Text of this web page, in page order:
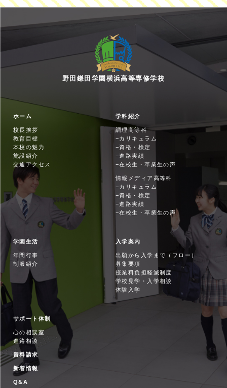
野田鎌田学園横浜高等専修学校
ホーム
校長挨拶
教育目標
本校の魅力
施設紹介
交通アクセス
学科紹介
調理高等科
カリキュラム
資格・検定
進路実績
在校生・卒業生の声
情報メディア高等科
カリキュラム
資格・検定
進路実績
在校生・卒業生の声
学園生活
年間行事
制服紹介
入学案内
出願から入学まで（フロー）
募集要項
授業料負担軽減制度
学校見学・入学相談
体験入学
サポート体制
心の相談室
進路相談
資料請求
新着情報
Q&A